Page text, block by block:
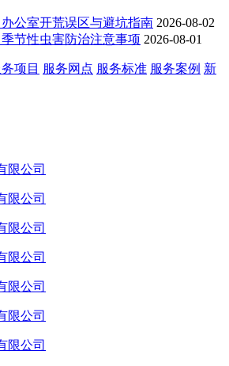
公室开荒误区与避坑指南 2026-08-02
节性虫害防治注意事项 2026-08-01
项目 服务网点 服务标准 服务案例 新
限公司
限公司
限公司
限公司
限公司
限公司
限公司